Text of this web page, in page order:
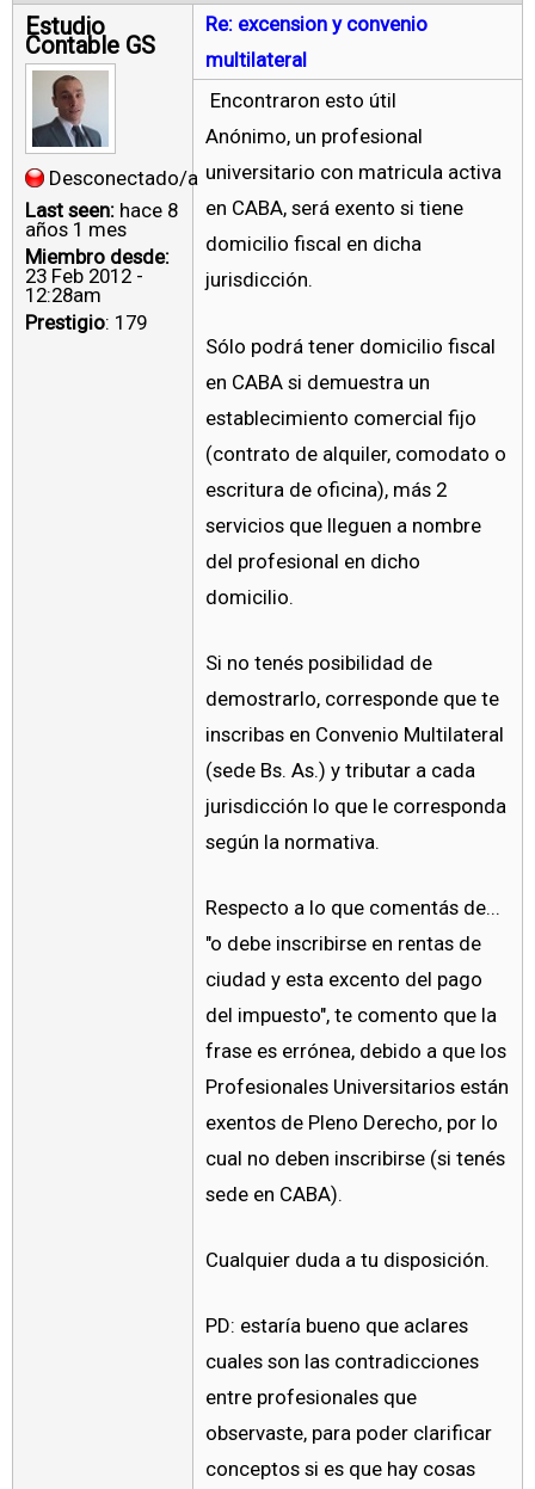
Estudio
Contable GS
Desconectado/a
Last seen: hace 8
años 1 mes
Miembro desde:
23 Feb 2012 -
12:28am
Prestigio: 179
Re: excension y convenio
multilateral
Encontraron esto útil
Anónimo, un profesional
universitario con matricula activa
en CABA, será exento si tiene
domicilio fiscal en dicha
jurisdicción.
Sólo podrá tener domicilio fiscal
en CABA si demuestra un
establecimiento comercial fijo
(contrato de alquiler, comodato o
escritura de oficina), más 2
servicios que lleguen a nombre
del profesional en dicho
domicilio.
Si no tenés posibilidad de
demostrarlo, corresponde que te
inscribas en Convenio Multilateral
(sede Bs. As.) y tributar a cada
jurisdicción lo que le corresponda
según la normativa.
Respecto a lo que comentás de...
"o debe inscribirse en rentas de
ciudad y esta excento del pago
del impuesto", te comento que la
frase es errónea, debido a que los
Profesionales Universitarios están
exentos de Pleno Derecho, por lo
cual no deben inscribirse (si tenés
sede en CABA).
Cualquier duda a tu disposición.
PD: estaría bueno que aclares
cuales son las contradicciones
entre profesionales que
observaste, para poder clarificar
conceptos si es que hay cosas